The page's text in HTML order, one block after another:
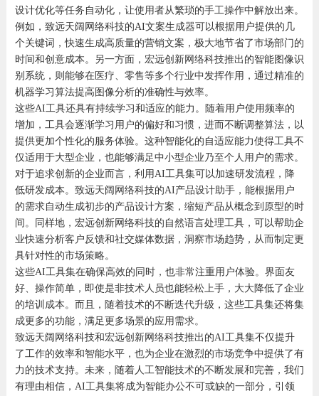
设计优化等任务自动化，让使用者从繁琐的手工操作中解放出来。
例如，致远天阔网络科技的AI文案生成器可以根据用户提供的几
个关键词，快速生成高质量的营销文案，极大地节省了市场部门的
时间和创意成本。另一方面，宏远创新网络科技推出的智能图像识
别系统，则能够在医疗、零售等多个行业中发挥作用，通过精准的
机器学习算法提高图像分析的准确性与效率。
这些AI工具还具有持续学习和适应的能力。随着用户使用频率的
增加，工具会逐渐学习用户的偏好和习惯，进而不断调整算法，以
提供更加个性化的服务体验。这种智能化的自适应能力使得工具不
仅适用于大型企业，也能够满足中小型企业乃至个人用户的需求。
对于追求创新的企业而言，利用AI工具集可以加速研发流程，降
低研发成本。致远天阔网络科技的AI产品设计助手，能根据用户
的需求自动生成初步的产品设计方案，缩短产品从概念到原型的时
间。同样地，宏远创新网络科技的自然语言处理工具，可以帮助企
业快速分析客户反馈和社交媒体数据，洞察市场趋势，从而制定更
具针对性的市场策略。
这些AI工具集在确保高效的同时，也非常注重用户体验。界面友
好、操作简单，即使是非技术人员也能轻松上手，大大降低了企业
的培训成本。而且，随着技术的不断迭代升级，这些工具集还将集
成更多的功能，满足更多场景的应用需求。
致远天阔网络科技和宏远创新网络科技推出的AI工具集不仅提升
了工作的效率和智能水平，也为企业在激烈的市场竞争中提供了有
力的技术支持。未来，随着人工智能技术的不断发展和完善，我们
有理由相信，AI工具集将成为智能办公不可或缺的一部分，引领